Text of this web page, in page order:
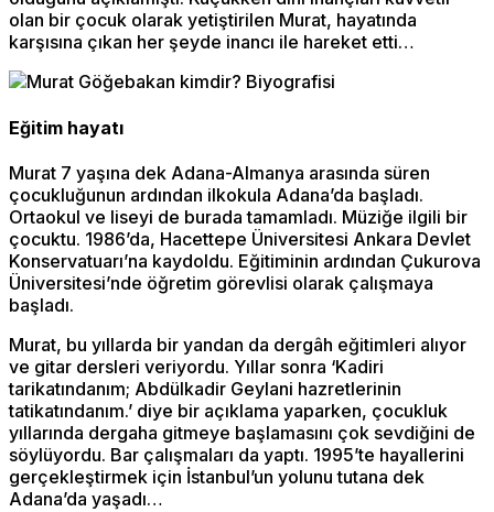
olan bir çocuk olarak yetiştirilen Murat, hayatında
karşısına çıkan her şeyde inancı ile hareket etti…
Eğitim hayatı
Murat 7 yaşına dek Adana-Almanya arasında süren
çocukluğunun ardından ilkokula Adana’da başladı.
Ortaokul ve liseyi de burada tamamladı. Müziğe ilgili bir
çocuktu. 1986’da, Hacettepe Üniversitesi Ankara Devlet
Konservatuarı’na kaydoldu. Eğitiminin ardından Çukurova
Üniversitesi’nde öğretim görevlisi olarak çalışmaya
başladı.
Murat, bu yıllarda bir yandan da dergâh eğitimleri alıyor
ve gitar dersleri veriyordu. Yıllar sonra ‘Kadiri
tarikatındanım; Abdülkadir Geylani hazretlerinin
tatikatındanım.’ diye bir açıklama yaparken, çocukluk
yıllarında dergaha gitmeye başlamasını çok sevdiğini de
söylüyordu. Bar çalışmaları da yaptı. 1995’te hayallerini
gerçekleştirmek için İstanbul’un yolunu tutana dek
Adana’da yaşadı…